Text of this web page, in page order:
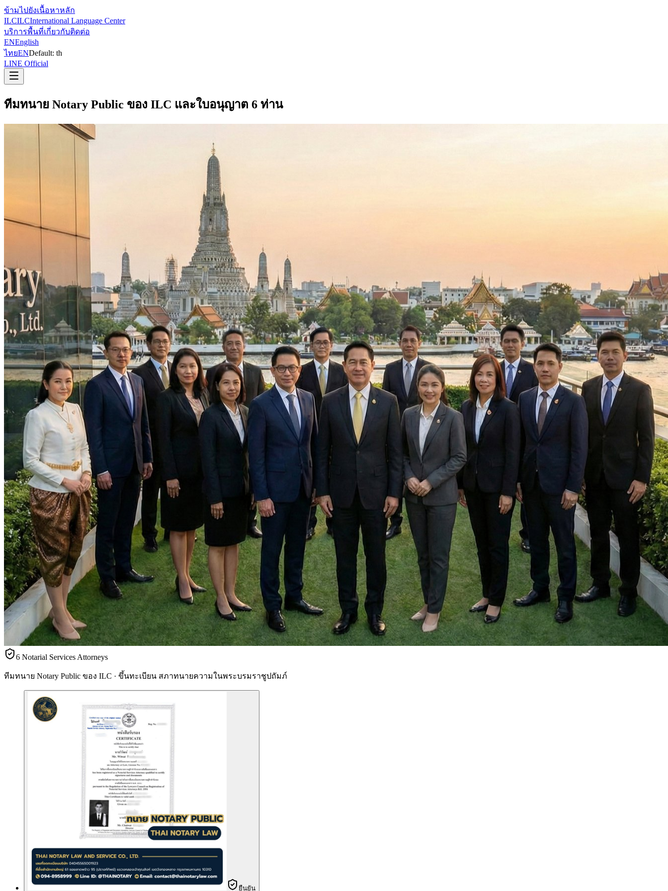
ข้ามไปยังเนื้อหาหลัก
ILCILCInternational Language Center
บริการพื้นที่เกี่ยวกับติดต่อ
ENEnglish
ไทยENDefault: th
LINE Official
ทีมทนาย Notary Public ของ ILC และใบอนุญาต 6 ท่าน
6 Notarial Services Attorneys
ทีมทนาย Notary Public ของ ILC · ขึ้นทะเบียน สภาทนายความในพระบรมราชูปถัมภ์
ยืนยัน